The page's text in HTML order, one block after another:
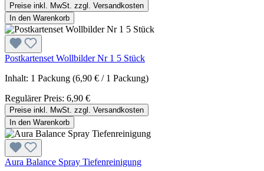
Preise inkl. MwSt. zzgl. Versandkosten
In den Warenkorb
Postkartenset Wollbilder Nr 1 5 Stück
Inhalt: 1 Packung (6,90 € / 1 Packung)
Regulärer Preis: 6,90 €
Preise inkl. MwSt. zzgl. Versandkosten
In den Warenkorb
Aura Balance Spray Tiefenreinigung